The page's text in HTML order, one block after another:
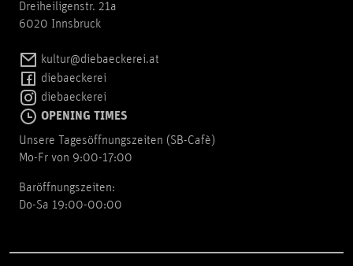
Dreiheiligenstr. 21a
6020 Innsbruck
kultur@diebaeckerei.at
diebaeckerei
diebaeckerei
OPENING TIMES
Unsere Tagesöffnungszeiten (SB-Cafè)
Mo-Fr von 9:00-17:00
Baröffnungszeiten:
Do-Sa 19:00-00:00